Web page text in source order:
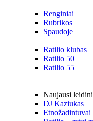
Renginiai
Rubrikos
Spaudoje
Ratilio klubas
Ratilio 50
Ratilio 55
Naujausi
DJ Kaziukas
Etnožadintuvai